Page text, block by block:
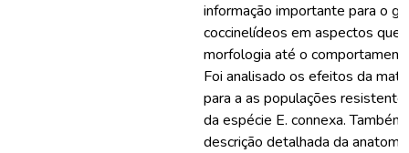
informação importante para o
coccinelídeos em aspectos que
morfologia até o
Foi analisado os efeitos da
para a as populações
da espécie E. connexa.
descrição detalhada da